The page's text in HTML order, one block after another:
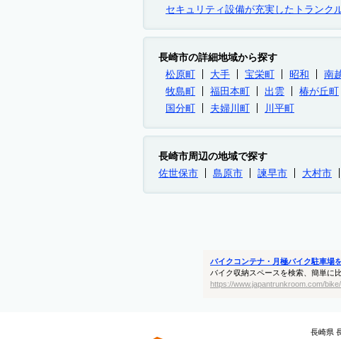
セキュリティ設備が充実したトランク
長崎市の詳細地域から探す
松原町
大手 宝栄町 昭和 南
牧島町
福田本町 出雲 椿が丘町
国分町
夫婦川町 川平町
長崎市周辺の地域で探す
佐世保市
島原市 諫早市 大村市
バイクコンテナ・月極バイク駐車場
バイク収納スペースを検索、簡単に比
https://www.japantrunkroom.com/bike/
長崎県